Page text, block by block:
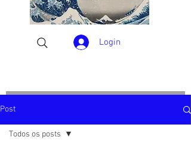
Login
Post
Todos os posts